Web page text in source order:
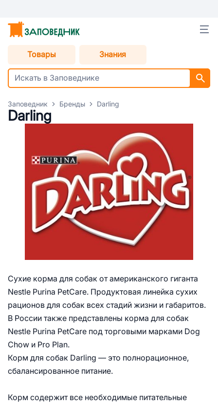
Товары Знания
Заповедник Бренды Darling
Darling
Сухие корма для собак от американского гиганта
Nestle Purina PetCare. Продуктовая линейка сухих
рационов для собак всех стадий жизни и габаритов.
В России также представлены корма для собак
Nestle Purina PetCare под торговыми марками Dog
Chow и Pro Plan.
Корм для собак Darling — это полнорационное,
сбалансированное питание.
Корм содержит все необходимые питательные